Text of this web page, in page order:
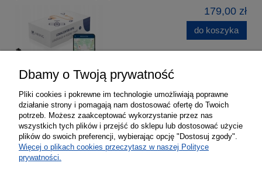
179,00 zł
do koszyka
Lokalizator mini GPS Nasłuch
detektywistyczny micro SD oddzwanianie
Dbamy o Twoją prywatność
Pliki cookies i pokrewne im technologie umożliwiają poprawne
działanie strony i pomagają nam dostosować ofertę do Twoich
potrzeb. Możesz zaakceptować wykorzystanie przez nas
wszystkich tych plików i przejść do sklepu lub dostosować użycie
plików do swoich preferencji, wybierając opcję "Dostosuj zgody".
Więcej o plikach cookies przeczytasz w naszej Polityce
prywatności.